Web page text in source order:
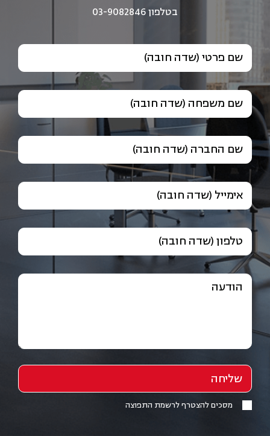
בטלפון 03-9082846
שם פרטי (שדה חובה)
שם משפחה (שדה חובה)
שם החברה (שדה חובה)
אימייל (שדה חובה)
טלפון (שדה חובה)
הודעה
מסכים להצטרף לרשמת התפוצה